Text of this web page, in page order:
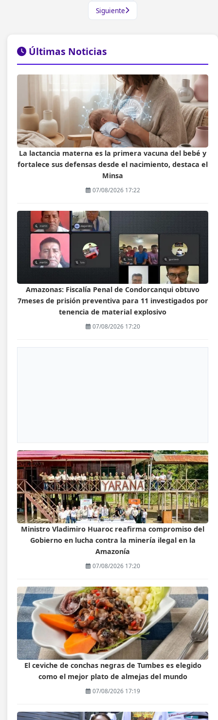
Siguiente
Últimas Noticias
La lactancia materna es la primera vacuna del bebé y
fortalece sus defensas desde el nacimiento, destaca el
Minsa
07/08/2026 17:22
Amazonas: Fiscalía Penal de Condorcanqui obtuvo
7meses de prisión preventiva para 11 investigados por
tenencia de material explosivo
07/08/2026 17:20
Ministro Vladimiro Huaroc reafirma compromiso del
Gobierno en lucha contra la minería ilegal en la
Amazonía
07/08/2026 17:20
El ceviche de conchas negras de Tumbes es elegido
como el mejor plato de almejas del mundo
07/08/2026 17:19